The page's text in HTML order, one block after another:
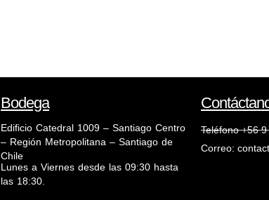
Bodega
Edificio Catedral 1009 – Santiago Centro
– Región Metropolitana – Santiago de
Chile
Lunes a Viernes desde las 09:30 hasta
las 18:30.
Teléfono +56
Correo: